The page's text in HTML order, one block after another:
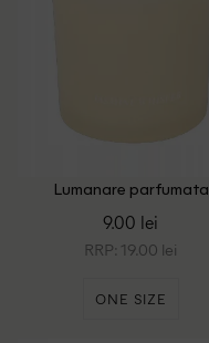
Lumanare parfumata
9.00 lei
RRP: 19.00 lei
ONE SIZE